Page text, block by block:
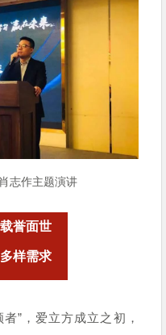
志作主题演讲
誉面世
样需求
者”，爱立方成立之初，